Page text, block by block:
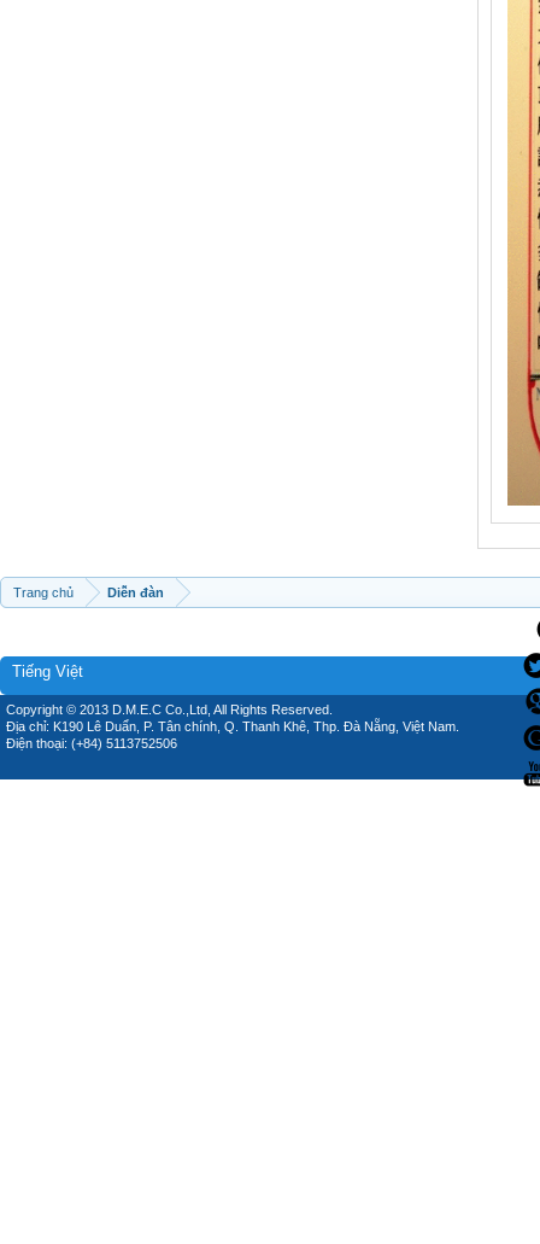
Trang chủ Diễn đàn
Tiếng Việt
Copyright © 2013 D.M.E.C Co.,Ltd, All Rights Reserved.
Địa chỉ: K190 Lê Duẩn, P. Tân chính, Q. Thanh Khê, Thp. Đà Nẵng, Việt Nam.
Điện thoại: (+84) 5113752506